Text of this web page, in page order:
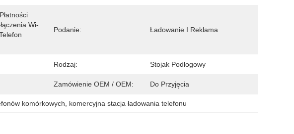
Wi-
Podanie: Ładowanie I Reklama
Rodzaj: Stojak Podłogowy
Zamówienie OEM / OEM: Do Przyjęcia
komórkowych komercyjna stacja ładowania telefonu